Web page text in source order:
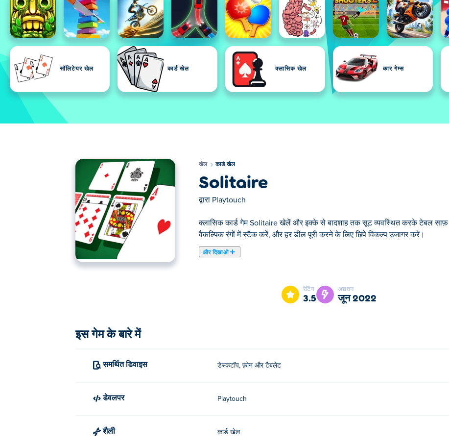
सॉलिटेयर खेल कार्ड खेल क्लासिक खेल कार गेम्स
खेल कार्ड खेल
Solitaire
द्वारा Playtouch
क्लासिक कार्ड गेम Solitaire खेलें और इक्के से बादशाह तक सूट व्यवस्थित करके टेबल
वैकल्पिक रंगों में स्टैक करें, और हर डील पूरी करने के लिए छिपे विकल्प उजागर करें।
और दिखाओ
यहाँ आप Solitaire खेल सकते हैं। Solitaire हमारे चुने हुए कार्ड खेल में से एक है।
रेटिंग
3.5
अद्यतन
जून 2022
इस गेम के बारे में
समर्थित डिवाइस डेस्कटॉप, फ़ोन और टैबलेट
डेवलपर Playtouch
शैली कार्ड खेल